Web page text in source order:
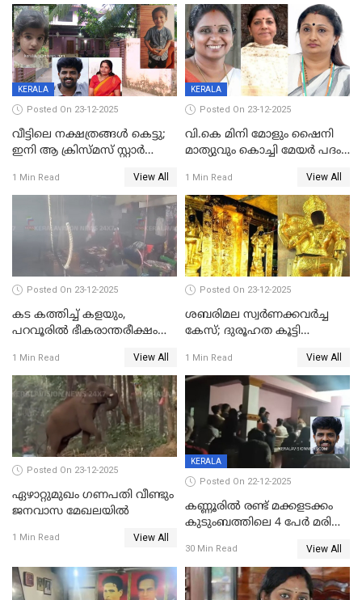
രണ്ട് കേസുകൾ
KERALA
Posted On 23-12-2025
വീട്ടിലെ നക്ഷത്രങ്ങൾ കെട്ടു;
ഇനി ആ ക്രിസ്മസ് സ്റ്റാർ
വേണ്ടിയുള്ള
പിടിവലിക്കിടയിൽ
അപ്പൂപ്പനെതിരെ പോക്സോ
കേസ് ഒടുവിൽ 4 ജീവനുകൾ
പൊലിഞ്ഞു
1 Min Read View All
KERALA
Posted On 23-12-2025
വി.കെ മിനി മോളും ഷൈനി
മാത്യുവും കൊച്ചി മേയർ പദം
മേയറാകില്ല
1 Min Read View All
Posted On 23-12-2025
കട കത്തിച്ച് കളയും,
പറവൂരില്‍ ഭീകരാന്തരീക്ഷം
1 Min Read View All
Posted On 23-12-2025
ശബരിമല സ്വര്‍ണക്കവര്‍ച്ച
കേസ്; ദുരൂഹത കൂട്ടി
1 Min Read View All
Posted On 23-12-2025
ഏഴാറ്റുമുഖം ഗണപതി വീണ്ടും
ജനവാസ മേഖലയിൽ
1 Min Read View All
KERALA
Posted On 22-12-2025
കണ്ണൂരിൽ രണ്ട് മക്കളടക്കം
കുടുംബത്തിലെ 4 പേർ മരിച്ച
30 Min Read View All